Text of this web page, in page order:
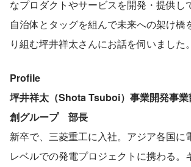
なプロダクトやサービスを開発・提供し
自治体とタッグを組んで未来への架け橋
り組む坪井祥太さんにお話を伺いました。
Profile
坪井祥太（Shota Tsuboi）事業開発事
創グループ　部長
新卒で、三菱重工に入社。アジア各国に
レベルでの発電プロジェクトに携わる。